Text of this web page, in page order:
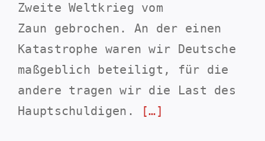
Zweite Weltkrieg vom
Zaun gebrochen. An der einen
Katastrophe waren wir Deutsche
maßgeblich beteiligt, für die
andere tragen wir die Last des
Hauptschuldigen.
[…]